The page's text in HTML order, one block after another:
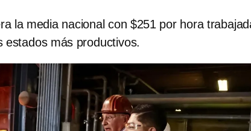
la media nacional con $251 por hora
estados más productivos.